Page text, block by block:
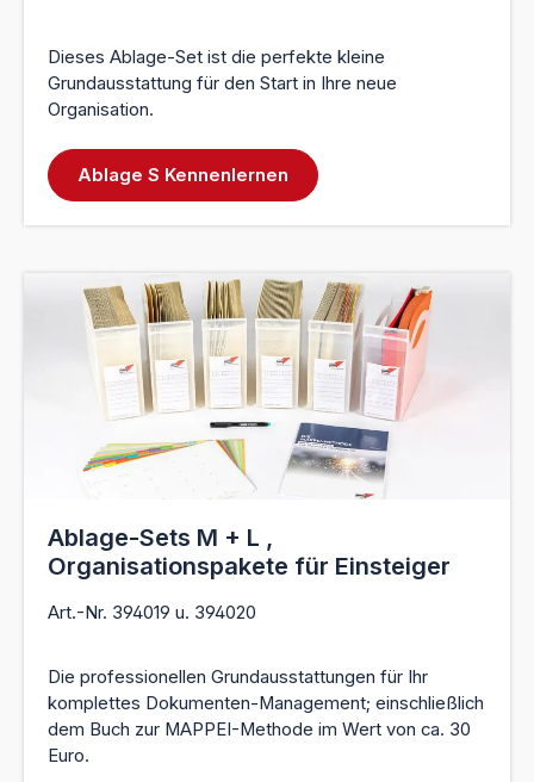
Dieses Ablage-Set ist die perfekte kleine
Grundausstattung für den Start in Ihre neue
Organisation.
Ablage S Kennenlernen
Ablage-Sets M + L ,
Organisationspakete für Einsteiger
Art.-Nr. 394019 u. 394020
Die professionellen Grundausstattungen für Ihr
komplettes Dokumenten-Management; einschließlich
dem Buch zur MAPPEI-Methode im Wert von ca. 30
Euro.